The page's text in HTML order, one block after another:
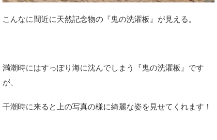
こんなに間近に天然記念物の『鬼の洗濯板』が見える。
満潮時にはすっぽり海に沈んでしまう『鬼の洗濯板』です
が、
干潮時に来ると上の写真の様に綺麗な姿を見せてくれます！